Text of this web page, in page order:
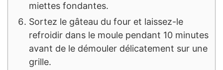
miettes fondantes.
Sortez le gâteau du four et laissez-le
refroidir dans le moule pendant 10 minutes
avant de le démouler délicatement sur une
grille.